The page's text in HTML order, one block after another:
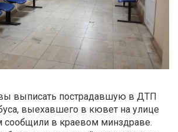
выписать пострадавшую в ДТП
выехавшего в кювет на улице
сообщили в краевом минздраве.